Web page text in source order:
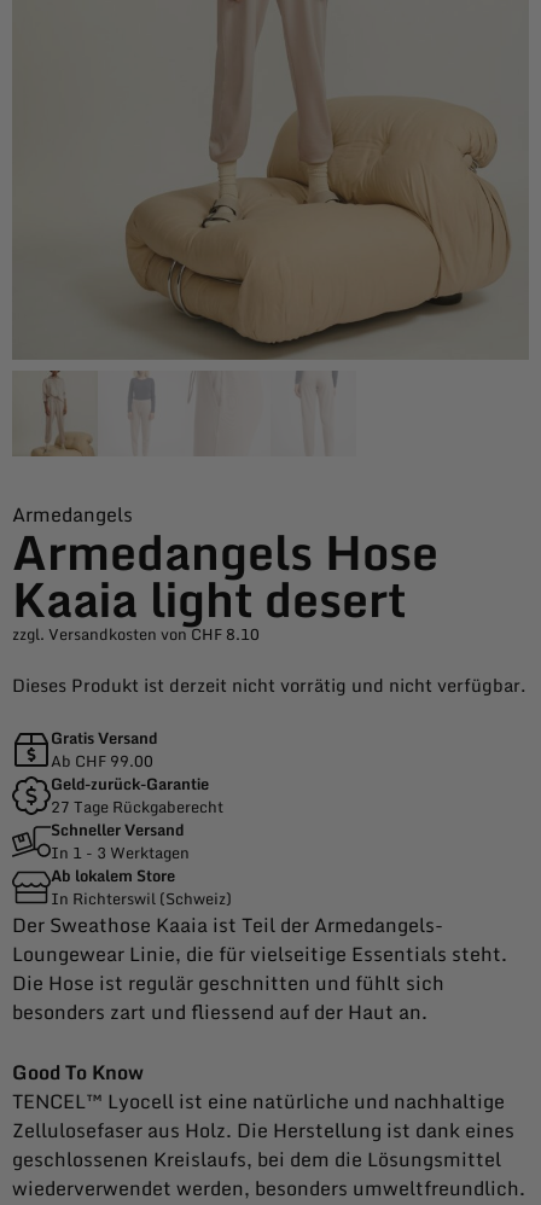
Armedangels
Armedangels Hose
Kaaia light desert
zzgl. Versandkosten von CHF 8.10
Dieses Produkt ist derzeit nicht vorrätig und nicht verfügbar.
Gratis Versand
Ab CHF 99.00
Geld-zurück-Garantie
27 Tage Rückgaberecht
Schneller Versand
In 1 - 3 Werktagen
Ab lokalem Store
In Richterswil (Schweiz)
Der Sweathose Kaaia ist Teil der Armedangels-
Loungewear Linie, die für vielseitige Essentials steht.
Die Hose ist regulär geschnitten und fühlt sich
besonders zart und fliessend auf der Haut an.
Good To Know
TENCEL™ Lyocell ist eine natürliche und nachhaltige
Zellulosefaser aus Holz. Die Herstellung ist dank eines
geschlossenen Kreislaufs, bei dem die Lösungsmittel
wiederverwendet werden, besonders umweltfreundlich.